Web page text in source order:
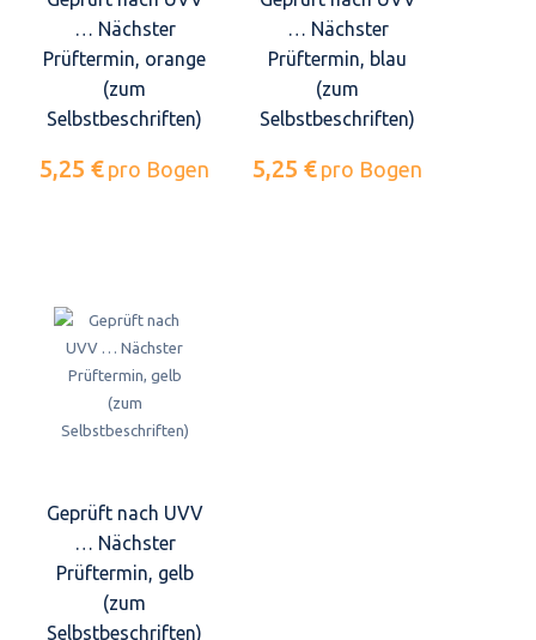
… Nächster
Prüftermin, orange
(zum
Selbstbeschriften)
5,25 € pro Bogen
… Nächster
Prüftermin, blau
(zum
Selbstbeschriften)
5,25 € pro Bogen
Geprüft nach UVV
… Nächster
Prüftermin, gelb
(zum
Selbstbeschriften)